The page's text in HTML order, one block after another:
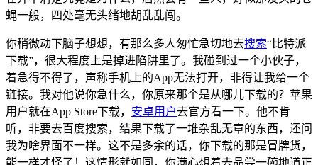
蝇一般，四处毫无头绪地胡乱乱闯。
你稍微动下脑子想想，有那么多人匆忙急切地去搜索“比特派
下载”，很大程度上是掉进陷阱里了。我碰到过一个小伙子，
着急得不得了，声称手机上的App无法打开，非得让我给一个
链接。我对他说你急什么，你原来那个是从哪儿下载的？苹果
用户就在App Store下载， 安卓用户去官方看一下。他不肯
听，非要去百度搜索，结果下载了一堆杂乱无章的东西，还问
我为啥界面不一样。这不是多余的话，你下载的那是冒牌货，
能一样才怪了！这情形就如同，你满心想着去品尝一碗地道正